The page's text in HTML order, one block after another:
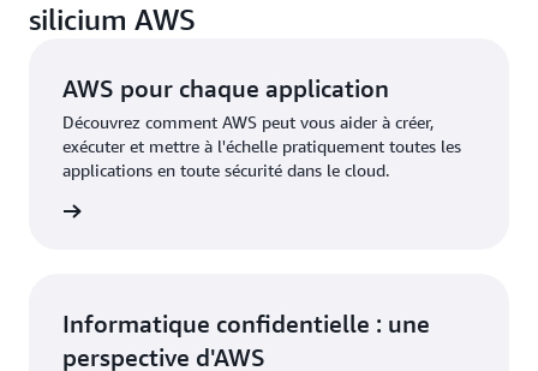
silicium AWS
AWS pour chaque application
Découvrez comment AWS peut vous aider à créer,
exécuter et mettre à l'échelle pratiquement toutes les
applications en toute sécurité dans le cloud.
Informatique confidentielle : une
perspective d'AWS